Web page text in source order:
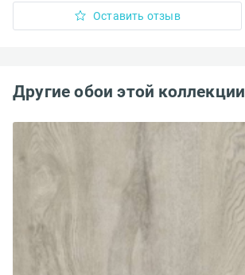
Оставить отзыв
Другие обои этой коллекции